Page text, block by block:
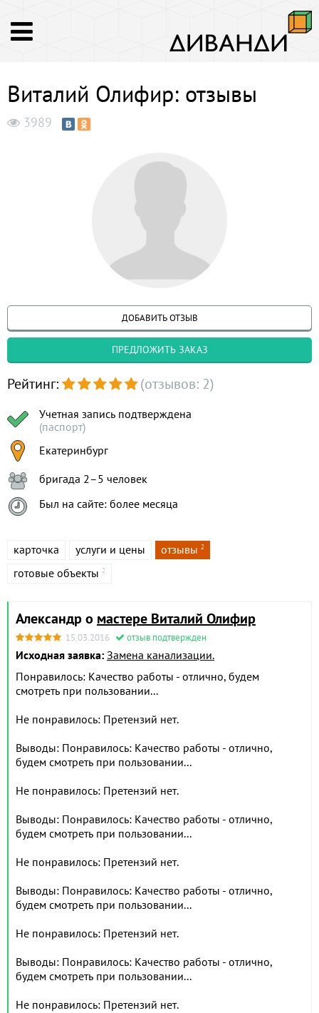
Виталий Олифир: отзывы
3989
ДОБАВИТЬ ОТЗЫВ
ПРЕДЛОЖИТЬ ЗАКАЗ
Рейтинг: (отзывов: 2)
Учетная запись подтверждена
(паспорт)
Екатеринбург
бригада 2–5 человек
Был на сайте: более месяца
карточка услуги и цены отзывы 2
готовые объекты 2
Александр о мастере Виталий Олифир
15.03.2016 отзыв подтвержден
Исходная заявка: Замена канализации.
Понравилось: Качество работы - отлично, будем
смотреть при пользовании...
Не понравилось: Претензий нет.
Выводы: Понравилось: Качество работы - отлично,
будем смотреть при пользовании...
Не понравилось: Претензий нет.
Выводы: Понравилось: Качество работы - отлично,
будем смотреть при пользовании...
Не понравилось: Претензий нет.
Выводы: Понравилось: Качество работы - отлично,
будем смотреть при пользовании...
Не понравилось: Претензий нет.
Выводы: Понравилось: Качество работы - отлично,
будем смотреть при пользовании...
Не понравилось: Претензий нет.